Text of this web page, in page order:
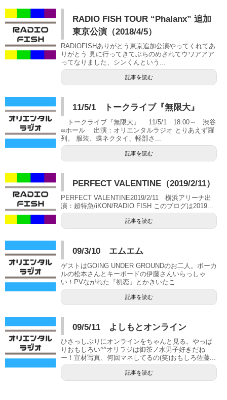
RADIO FISH TOUR “Phalanx” 追加
東京公演（2018/4/5）
RADIOFISHありがとう東京追加公演やってくれてあ
りがとう 見に行ってきてぶちのめされてウワアアア
ってなりました、シンくんという...
記事を読む
11/5/1 トークライブ『無限大』
トークライブ『無限大』 11/5/1 18:00～ 渋谷
∞ホール 出演：オリエンタルラジオ とりあえず羅
列。 服装、蝶ネクタイ、軽部さ...
記事を読む
PERFECT VALENTINE（2019/2/11）
PERFECT VALENTINE2019/2/11 横浜アリーナ出
演：超特急/iKON/RADIO FISH このブログは2019...
記事を読む
09/3/10 エムエム
ゲストはGOING UNDER GROUNDのお二人。ボーカ
ルの松本さんとキーボードの伊藤さんいらっしゃ
い！PVながれた『初恋』とかきいたこ...
記事を読む
09/5/11 よしもとオンライン
ひさっしぶりにオンラインをちゃんと見る。やっぱ
りおもしろい^^オリラジは御茶ノ水男子好きだね
ー！宣材写真、何回マネしてるの(笑)おもしろ佐藤...
記事を読む